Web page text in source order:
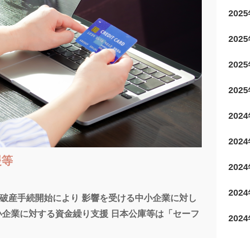
産手続開始により 影響を受ける中小企業に対し
業に対する資金繰り支援 日本公庫等は「セーフ
2025
2025
2025
2025
2024
2024
2024
2024
2024